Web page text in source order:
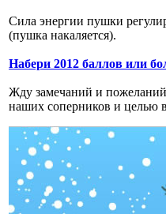
Сила энергии пушки
(пушка накаляется).
Набери 2012 баллов или
Жду замечаний и
наших соперников и целью